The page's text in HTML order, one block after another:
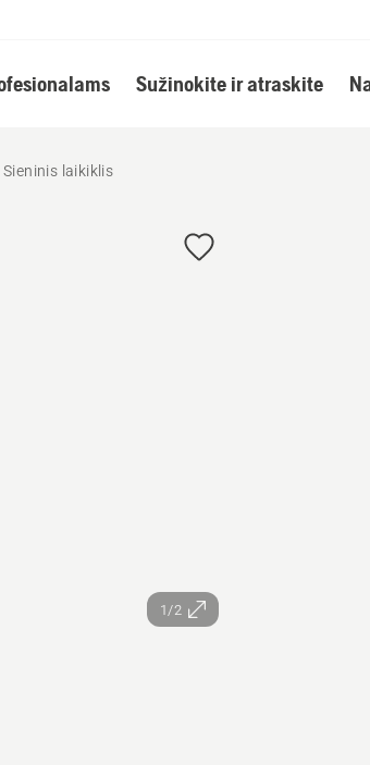
Sužinokite ir atraskite
laikiklis
1/2